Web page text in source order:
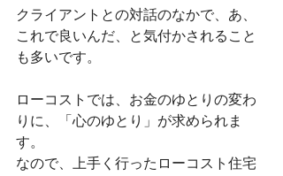
クライアントとの対話のなかで、あ、
これで良いんだ、と気付かされること
も多いです。
ローコストでは、お金のゆとりの変わ
りに、「心のゆとり」が求められま
す。
なので、上手く行ったローコスト住宅